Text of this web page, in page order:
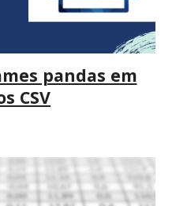
pandas em
CSV